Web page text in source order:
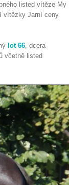
listed vítěze My
vítězky Jarní ceny
lot 66, dcera
včetně listed